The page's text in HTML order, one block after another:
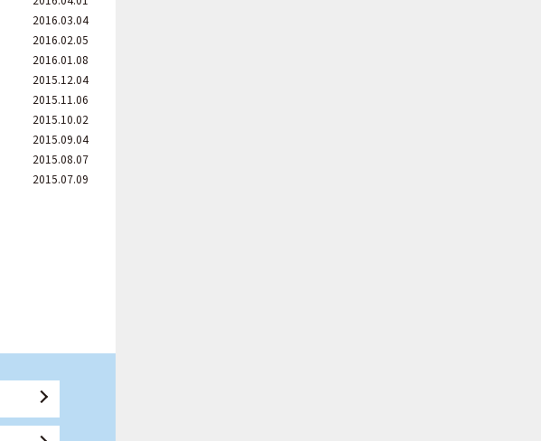
2016.03.04
2016.02.05
2016.01.08
2015.12.04
2015.11.06
2015.10.02
2015.09.04
2015.08.07
2015.07.09